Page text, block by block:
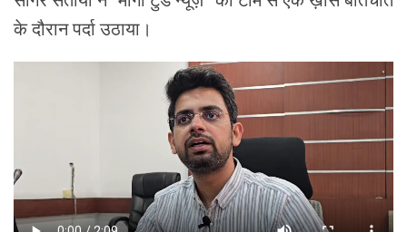
के दौरान पर्दा उठाया।